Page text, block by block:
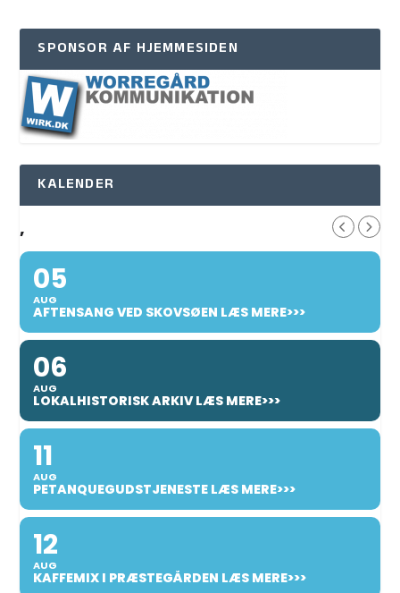
SPONSOR AF HJEMMESIDEN
KALENDER
,
05
AUG
AFTENSANG VED SKOVSØEN LÆS MERE>>>
06
AUG
LOKALHISTORISK ARKIV LÆS MERE>>>
11
AUG
PETANQUEGUDSTJENESTE LÆS MERE>>>
12
AUG
KAFFEMIX I PRÆSTEGÅRDEN LÆS MERE>>>